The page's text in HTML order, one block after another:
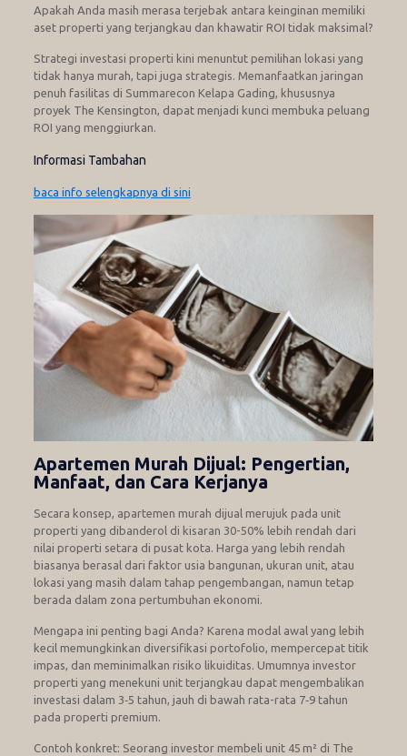
Apakah Anda masih merasa terjebak antara keinginan memiliki
aset properti yang terjangkau dan khawatir ROI tidak maksimal?
Strategi investasi properti kini menuntut pemilihan lokasi yang
tidak hanya murah, tapi juga strategis. Memanfaatkan jaringan
penuh fasilitas di Summarecon Kelapa Gading, khususnya
proyek The Kensington, dapat menjadi kunci membuka peluang
ROI yang menggiurkan.
Informasi Tambahan
baca info selengkapnya di sini
Apartemen Murah Dijual: Pengertian,
Manfaat, dan Cara Kerjanya
Secara konsep, apartemen murah dijual merujuk pada unit
properti yang dibanderol di kisaran 30-50% lebih rendah dari
nilai properti setara di pusat kota. Harga yang lebih rendah
biasanya berasal dari faktor usia bangunan, ukuran unit, atau
lokasi yang masih dalam tahap pengembangan, namun tetap
berada dalam zona pertumbuhan ekonomi.
Mengapa ini penting bagi Anda? Karena modal awal yang lebih
kecil memungkinkan diversifikasi portofolio, mempercepat titik
impas, dan meminimalkan risiko likuiditas. Umumnya investor
properti yang menekuni unit terjangkau dapat mengembalikan
investasi dalam 3‑5 tahun, jauh di bawah rata-rata 7‑9 tahun
pada properti premium.
Contoh konkret: Seorang investor membeli unit 45 m² di The